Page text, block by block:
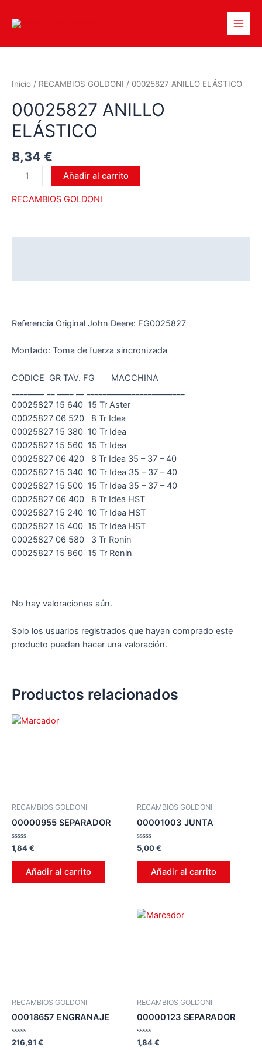
Inicio / RECAMBIOS GOLDONI / 00025827 ANILLO ELÁSTICO
00025827 ANILLO
ELÁSTICO
8,34 €
Añadir al carrito
RECAMBIOS GOLDONI
Referencia Original John Deere: FG0025827
Montado: Toma de fuerza sincronizada
CODICE GR TAV. FG MACCHINA
00025827 15 640 15 Tr Aster
00025827 06 520 8 Tr Idea
00025827 15 380 10 Tr Idea
00025827 15 560 15 Tr Idea
00025827 06 420 8 Tr Idea 35 – 37 – 40
00025827 15 340 10 Tr Idea 35 – 37 – 40
00025827 15 500 15 Tr Idea 35 – 37 – 40
00025827 06 400 8 Tr Idea HST
00025827 15 240 10 Tr Idea HST
00025827 15 400 15 Tr Idea HST
00025827 06 580 3 Tr Ronin
00025827 15 860 15 Tr Ronin
No hay valoraciones aún.
Solo los usuarios registrados que hayan comprado este
producto pueden hacer una valoración.
Productos relacionados
RECAMBIOS GOLDONI
00000955 SEPARADOR
Valorado
en
0
1,84€
Añadir al carrito
RECAMBIOS GOLDONI
00001003 JUNTA
Valorado
en
0
5,00€
Añadir al carrito
RECAMBIOS GOLDONI
00018657 ENGRANAJE
Valorado
216,91 €
RECAMBIOS GOLDONI
00000123 SEPARADOR
Valorado
en
1,84€